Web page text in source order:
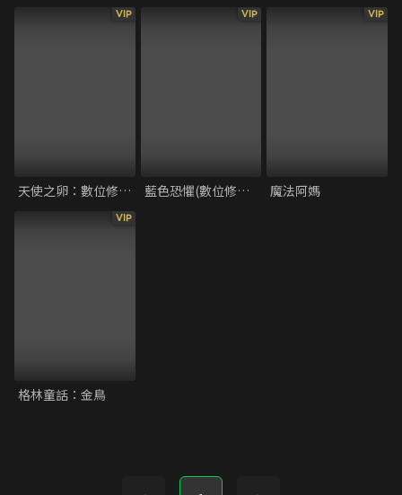
VIP
天使之卵：數位修復版
VIP
藍色恐懼(數位修復版)
VIP
魔法阿媽
VIP
格林童話：金鳥